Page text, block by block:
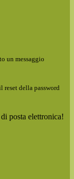
un messaggio
reset della password
posta elettronica!